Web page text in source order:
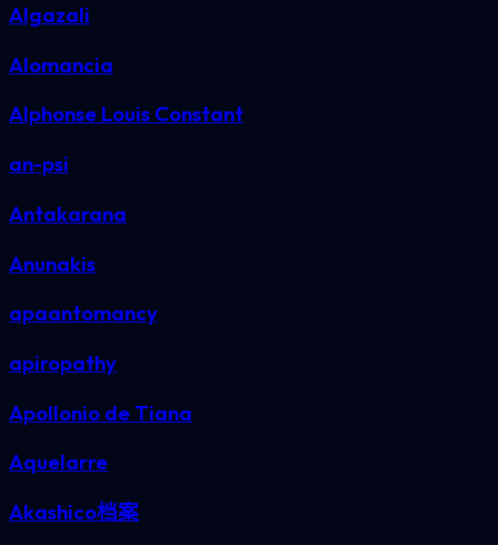
Algazali
Alomancia
Alphonse Louis Constant
an-psi
Antakarana
Anunakis
apaantomancy
apiropathy
Apollonio de Tiana
Aquelarre
Akashico档案